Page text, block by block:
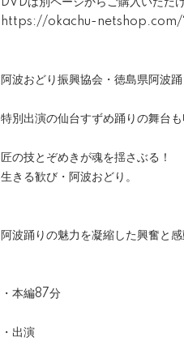
https://okachu-netshop.com/
阿波おどり振興協会・徳島県阿波
特別出演の仙台すずめ踊りの舞台も
匠の技とぞめきが魂を揺さぶる！
生きる歓び・阿波おどり。
阿波踊りの魅力を凝縮した興奮と
・本編87分
・出演